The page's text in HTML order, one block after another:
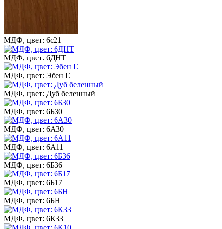
МДФ, цвет: 6с21
МДФ, цвет: 6ДНТ
МДФ, цвет: Эбен Г.
МДФ, цвет: Дуб беленный
МДФ, цвет: 6Б30
МДФ, цвет: 6А30
МДФ, цвет: 6А11
МДФ, цвет: 6Б36
МДФ, цвет: 6Б17
МДФ, цвет: 6БН
МДФ, цвет: 6К33